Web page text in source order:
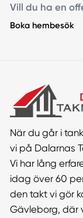
Vill du ha en
Boka hembesök
När du går i
vi på Dalarnas
Vi har lång
idag över 60
den takt vi gör
Gävleborg, där